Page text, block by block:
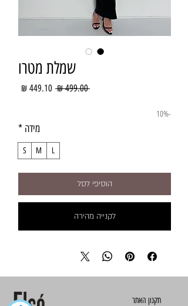
שמלת מטרו
‏499.00 ‏₪
מחיר
-10%
מידה *
L
M
S
הוסיפי לסל
לקנייה מהירה
תקנון האתר​​